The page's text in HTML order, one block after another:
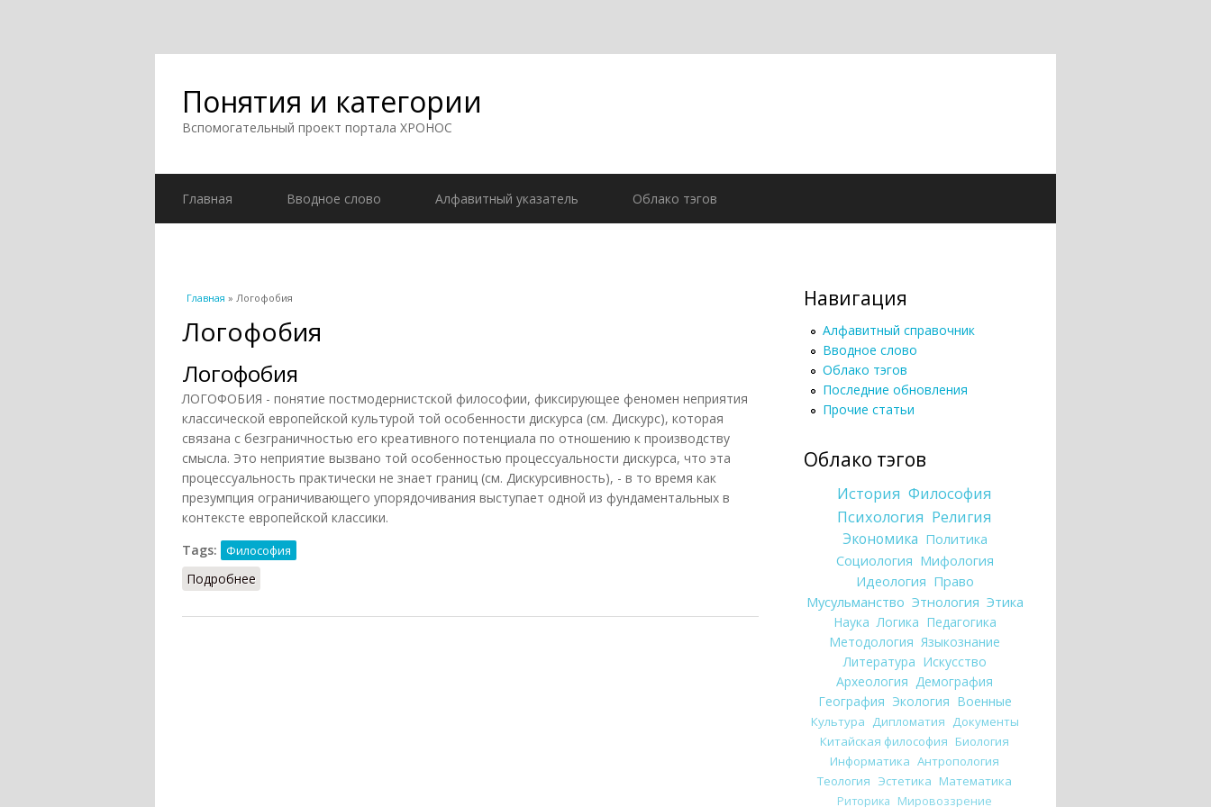
Понятия и категории
Вспомогательный проект портала ХРОНОС
Главная Вводное слово Алфавитный указатель Облако тэгов
Вы здесь
Главная » Логофобия
Логофобия
Логофобия
ЛОГОФОБИЯ - понятие постмодернистской философии, фиксирующее феномен неприятия
классической европейской культурой той особенности дискурса (см. Дискурс), которая
связана с безграничностью его креативного потенциала по отношению к производству
смысла. Это неприятие вызвано той особенностью процессуальности дискурса, что эта
процессуальность практически не знает границ (см. Дискурсивность), - в то время как
презумпция ограничивающего упорядочивания выступает одной из фундаментальных в
контексте европейской классики.
Tags:
Философия
Подробнее
Навигация
Алфавитный справочник
Вводное слово
Облако тэгов
Последние обновления
Прочие статьи
Облако тэгов
История Философия
Психология Религия
Экономика Политика
Социология Мифология
Идеология Право
Мусульманство Этнология Этика
Наука Логика Педагогика
Методология Языкознание
Литература Искусство
Археология Демография
География Экология Военные
Культура Дипломатия Документы
Китайская философия Биология
Информатика Антропология
Теология Эстетика Математика
Риторика Мировоззрение